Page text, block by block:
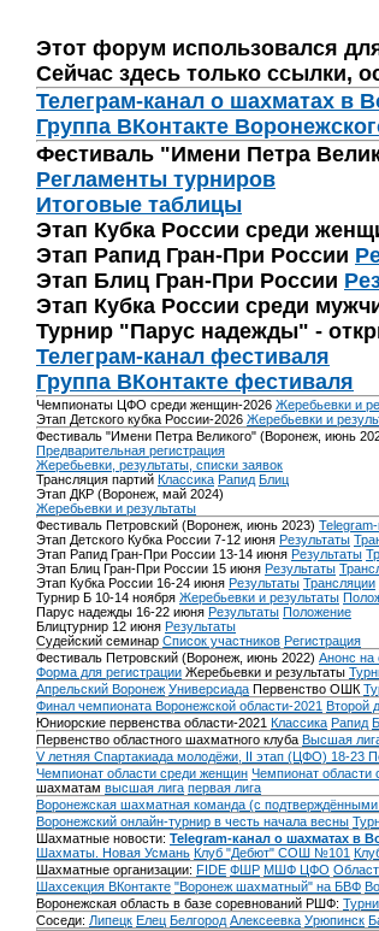
Этот форум использовался
Сейчас здесь только ссылки,
Телеграм-канал о шахматах в
Группа ВКонтакте
Фестиваль "Имени Петра
Регламенты турниров
Итоговые таблицы
Этап Кубка России среди
Этап Рапид Гран-При России
Этап Блиц Гран-При России
Этап Кубка России среди
Турнир "Парус надежды" -
Телеграм-канал фестиваля
Группа ВКонтакте фестиваля
Чемпионаты ЦФО среди женщин-2026 Жеребьевки и
Этап Детского кубка России-2026 Жеребьевки и
Фестиваль "Имени Петра Великого" (Воронеж, июнь
Предварительная регистрация
Жеребьевки, результаты, списки заявок
Трансляция партий Классика Рапид Блиц
Этап ДКР (Воронеж, май 2024)
Жеребьевки и результаты
Фестиваль Петровский (Воронеж, июнь 2023)
Этап Детского Кубка России 7-12 июня Результаты
Этап Рапид Гран-При России 13-14 июня Результаты
Этап Блиц Гран-При России 15 июня Результаты
Этап Кубка России 16-24 июня Результаты Трансляции
Турнир Б 10-14 ноября Жеребьевки и результаты
Парус надежды 16-22 июня Результаты Положение
Блицтурнир 12 июня Результаты
Судейский семинар Список участников Регистрация
Фестиваль Петровский (Воронеж, июнь 2022) Анонс
Форма для регистрации Жеребьевки и результаты
Апрельский Воронеж Универсиада Первенство ОШК
Финал чемпионата Воронежской области-2021 Второй
Юниорские первенства области-2021 Классика Рапид
Первенство областного шахматного клуба Высшая
V летняя Спартакиада молодёжи, II этап (ЦФО) 18-23
Чемпионат области среди женщин Чемпионат области
шахматам высшая лига первая лига
Воронежская шахматная команда (с
Воронежский онлайн-турнир в честь начала весны
Шахматные новости: Telegram-канал о шахматах в
Шахматы. Новая Усмань Клуб "Дебют" СОШ №101
Шахматные организации: FIDE ФШР МШФ ЦФО
Шахсекция ВКонтакте "Воронеж шахматный" на БВФ
Воронежская область в базе соревнований РШФ:
Соседи: Липецк Елец Белгород Алексеевка Урюпинск